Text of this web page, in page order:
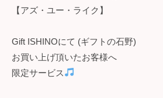
【アズ・ユー・ライク】
Gift ISHINOにて (ギフトの石野)
お買い上げ頂いたお客様へ
限定サービス